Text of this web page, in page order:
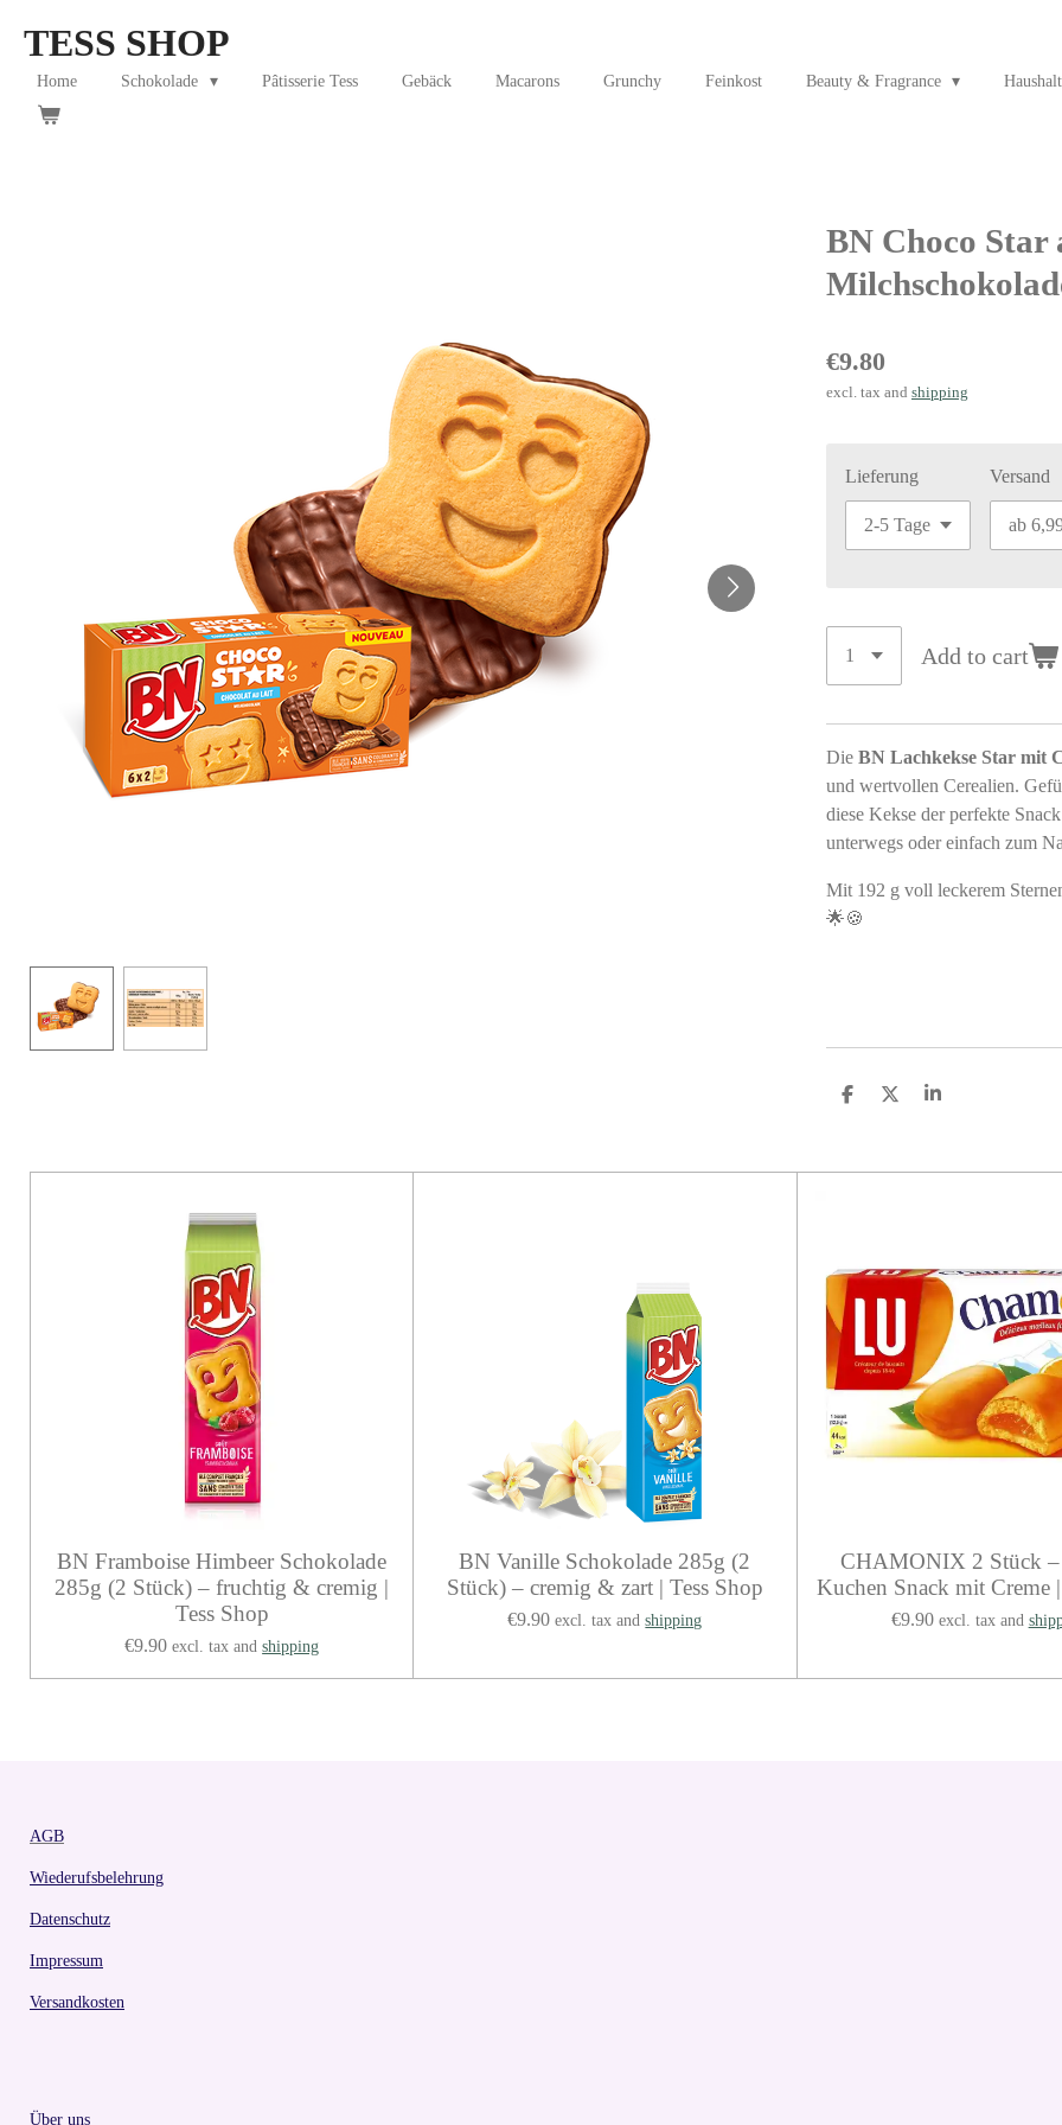
main
content
TESS SHOP
Home Schokolade Pâtisserie Tess Gebäck Macarons Grunchy Feinkost Beauty & Fragrance
BN Choco Star
€9.80
excl. tax and shipping
Lieferung Versand
Add to cart
Die BN Lachkekse Star mit
und wertvollen Cerealien.
diese Kekse der perfekte
unterwegs oder einfach zum
Mit 192 g voll leckerem
🌟🍪
S
e
S
e
S
e
BN Framboise Himbeer Schokolade
285g (2 Stück) – fruchtig & cremig |
Tess Shop
€9.90 excl. tax andshipping
BN Vanille Schokolade 285g (2
Stück) – cremig & zart | Tess Shop
€9.90 excl. tax andshipping
CHAMONIX 2 Stück –
Kuchen Snack mit Creme
€9.90 excl. tax and
AGB
Wiederufsbelehrung
Datenschutz
Impressum
Versandkosten
Über uns